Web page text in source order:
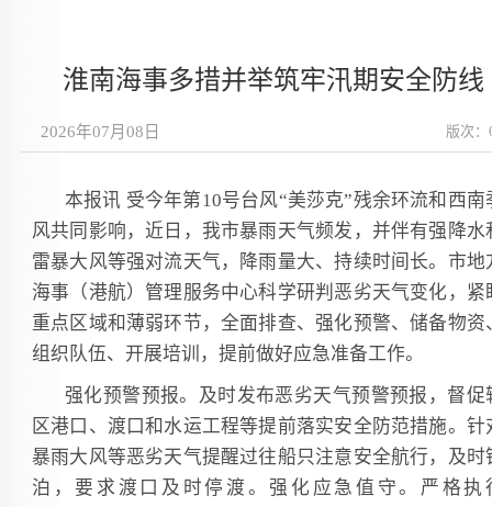
淮南海事多措并举筑牢汛期安全防线
版次：
2026年07月08日
本报讯 受今年第10号台风“美莎克”残余环流和西南
风共同影响，近日，我市暴雨天气频发，并伴有强降水
雷暴大风等强对流天气，降雨量大、持续时间长。市地
海事（港航）管理服务中心科学研判恶劣天气变化，紧
重点区域和薄弱环节，全面排查、强化预警、储备物资
组织队伍、开展培训，提前做好应急准备工作。
强化预警预报。及时发布恶劣天气预警预报，督促
区港口、渡口和水运工程等提前落实安全防范措施。针
暴雨大风等恶劣天气提醒过往船只注意安全航行，及时
泊，要求渡口及时停渡。强化应急值守。严格执